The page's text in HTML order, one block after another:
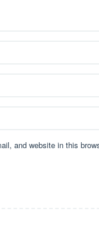
and website in this